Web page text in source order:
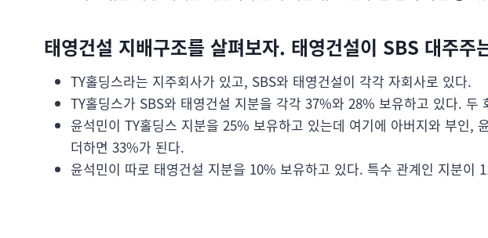
태영건설 지배구조를 살펴보자. 태영건설이 SBS 대주주
TY홀딩스라는 지주회사가 있고, SBS와 태영건설이 각각 자회사로 있다.
TY홀딩스가 SBS와 태영건설 지분을 각각 37%와 28% 보유하고 있다. 두
윤석민이 TY홀딩스 지분을 25% 보유하고 있는데 여기에 아버지와 부인,
더하면 33%가 된다.
윤석민이 따로 태영건설 지분을 10% 보유하고 있다. 특수 관계인 지분이